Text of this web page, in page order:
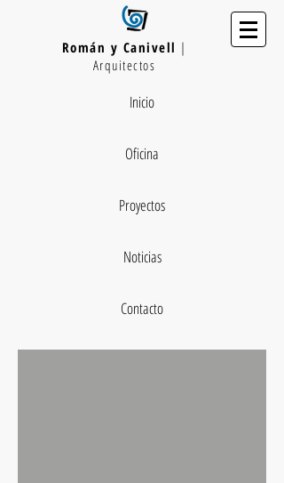
Román y Canivell |
Arquitectos
Inicio
Oficina
Proyectos
Noticias
Contacto